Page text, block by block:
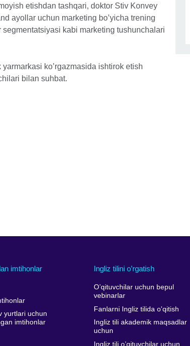
etishdan tashqari, doktor Stiv Konvey
ayollar uchun marketing bo’yicha trening
segmentatsiyasi kabi marketing tushunchalari
ko’rgazmasida ishtirok etish
bilan suhbat.
imtihonlar
yurtlari uchun
imtihonlar
Ingliz tilini o’rgatish
O’qituvchilar uchun bepul
vebinarlar
Fanlarni Ingliz tilida o'qitish
Ingliz tili akademik maqsadlar
uchun
Ingliz tili o’qituvchilar uchun